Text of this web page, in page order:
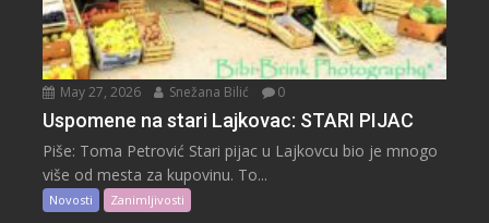
May 27, 2026 Snežana Bilić 0
Uspomene na stari Lajkovac: STARI PIJAC
Piše: Toma Petrović Stari pijac u Lajkovcu bio je mnogo
više od mesta za kupovinu. To...
Novosti Zanimljivosti